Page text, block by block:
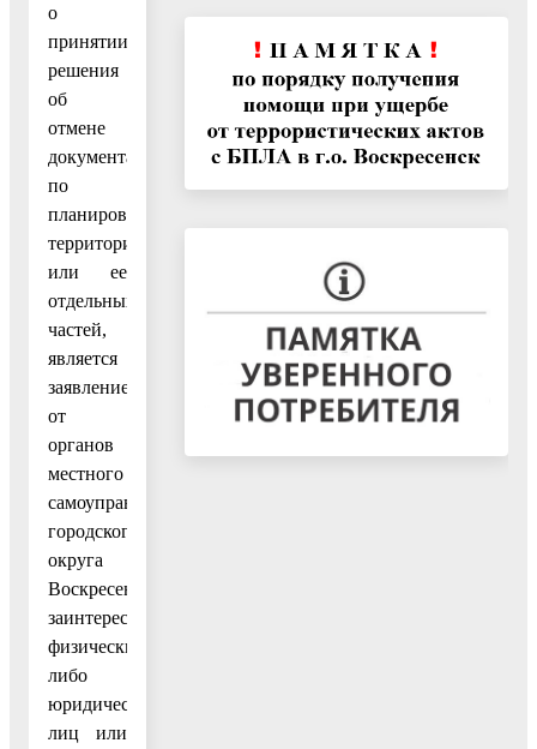
о
принятии
решения
об
отмене
документации
по
планировке
территории
или ее
отдельных
частей,
является
заявление
от
органов
местного
самоуправления
городского
округа
Воскресенск,
заинтересованных
физических
либо
юридических
лиц или